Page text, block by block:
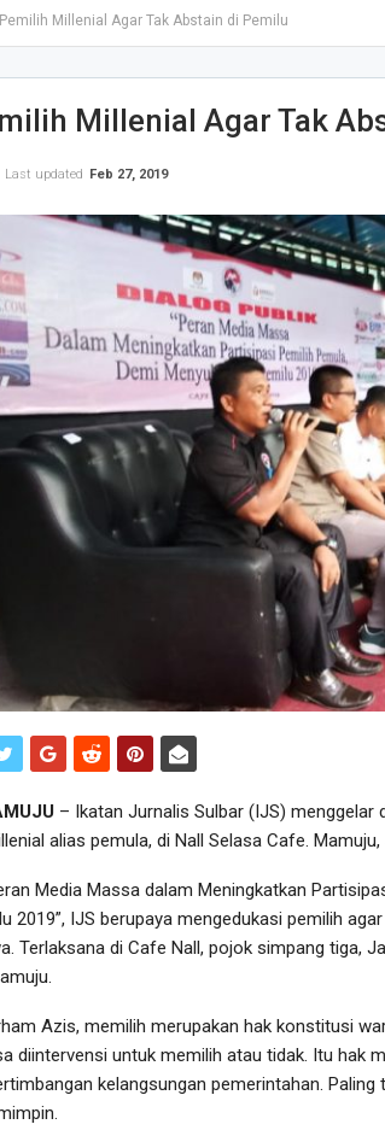
Millenial Agar Tak Abstain di Pemilu
Millenial Agar Tak
Last updated Feb 27, 2019
– Ikatan Jurnalis Sulbar (IJS) menggelar
alias pemula, di Nall Selasa Cafe.
Media Massa dalam Meningkatkan
2019”, IJS berupaya mengedukasi pemilih
Terlaksana di Cafe Nall, pojok simpang tiga,
Azis, memilih merupakan hak konstitusi
diintervensi untuk memilih atau tidak. Itu hak
kelangsungan pemerintahan.